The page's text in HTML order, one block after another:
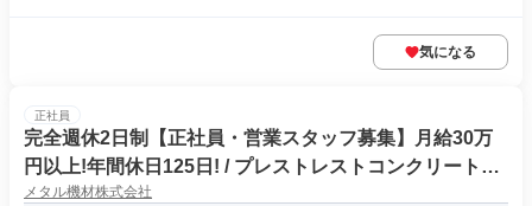
気になる
正社員
完全週休2日制【正社員・営業スタッフ募集】月給30万
円以上!年間休日125日! / プレストレストコンクリート関
連の製造販売 / CADスキルを活かしたい方歓迎!
メタル機材株式会社